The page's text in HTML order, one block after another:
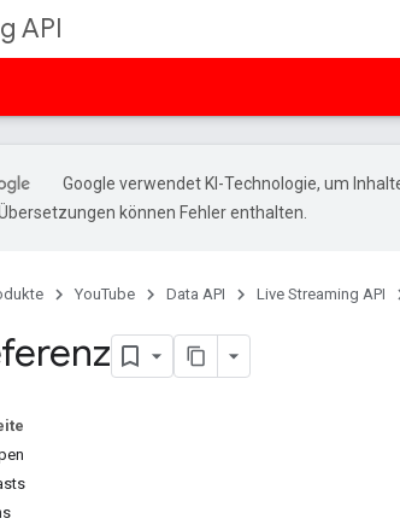
API
Google verwendet KI-Technologie, um
können Fehler enthalten.
YouTube Data API Live Streaming API